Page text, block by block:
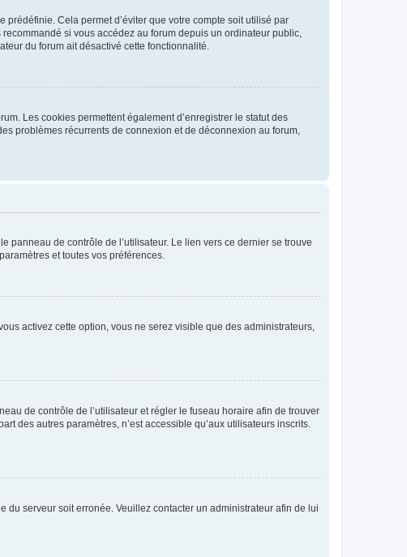
Cela permet d’éviter que votre compte soit utilisé par
si vous accédez au forum depuis un ordinateur public,
du forum ait désactivé cette fonctionnalité.
Les cookies permettent également d’enregistrer le statut des
problèmes récurrents de connexion et de déconnexion au forum,
panneau de contrôle de l’utilisateur. Le lien vers ce dernier se trouve
et toutes vos préférences.
activez cette option, vous ne serez visible que des administrateurs,
de contrôle de l’utilisateur et régler le fuseau horaire afin de trouver
des autres paramètres, n’est accessible qu’aux utilisateurs inscrits.
du serveur soit erronée. Veuillez contacter un administrateur afin de lui